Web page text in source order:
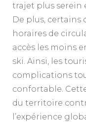
trajet plus serein
De plus, certains
horaires de
accès les moins
ski. Ainsi, les
complications
confortable.
du territoire
l’expérience